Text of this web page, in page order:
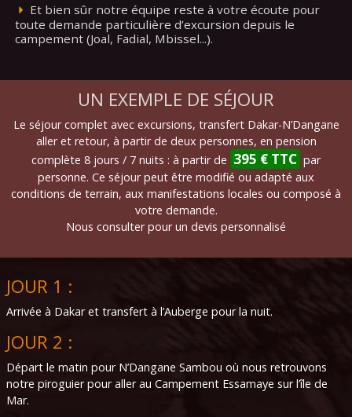
Et bien sûr notre équipe reste à votre écoute pour
toute demande particulière d’excursion depuis le
campement (Joal, Fadial, Mbissel...).
UN EXEMPLE DE SÉJOUR
Le séjour complet avec excursions, transfert Dakar-N’Dangane
aller et retour, à partir de deux personnes, en pension
complète 8 jours / 7 nuits : à partir de 395 € TTC par
personne. Ce séjour peut être modifié ou adapté aux
conditions de terrain, aux manifestations locales ou composé à
votre demande.
Nous consulter pour un devis personnalisé
JOUR 1 :
Arrivée à Dakar et transfert à l’Auberge pour la nuit.
JOUR 2 :
Départ le matin pour N’Dangane Sambou où nous retrouvons
notre piroguier pour aller au Campement Essamaye sur l’île de
Mar.